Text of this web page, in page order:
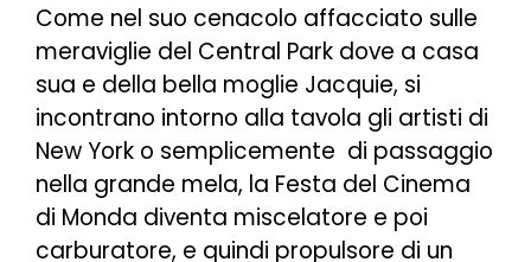
Come nel suo cenacolo affacciato sulle
meraviglie del Central Park dove a casa
sua e della bella moglie Jacquie, si
incontrano intorno alla tavola gli artisti di
New York o semplicemente di passaggio
nella grande mela, la Festa del Cinema
di Monda diventa miscelatore e poi
carburatore, e quindi propulsore di un